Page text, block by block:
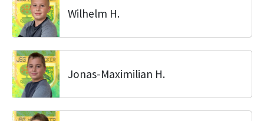
Wilhelm H.
Jonas-Maximilian H.